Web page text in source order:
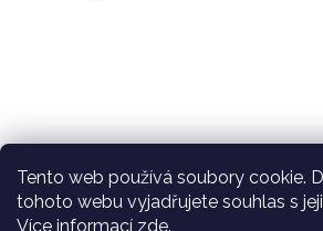
Tento web používá soubory cookie.
tohoto webu vyjadřujete souhlas s
Více informací zde.
Sledovat na Instagramu